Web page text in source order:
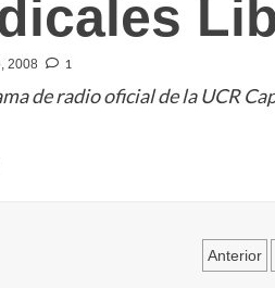
2008 1
de radio oficial de la UCR
Anterior